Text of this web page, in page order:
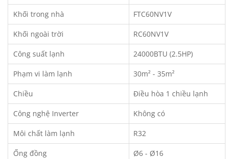
Khối trong nhà FTC60NV1V
Khối ngoài trời RC60NV1V
Công suất lạnh 24000BTU (2.5HP)
Phạm vi làm lạnh 30m² - 35m²
Chiều Điều hòa 1 chiều lạnh
Công nghệ Inverter Không có
Môi chất làm lạnh R32
Ống đồng Ø6 - Ø16